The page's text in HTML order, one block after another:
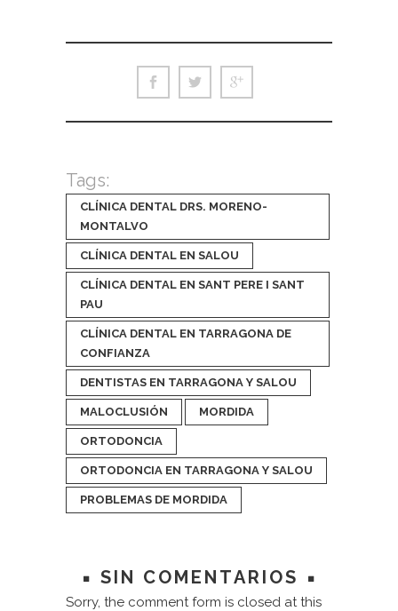
Tags:
CLÍNICA DENTAL DRS. MORENO-
MONTALVO
CLÍNICA DENTAL EN SALOU
CLÍNICA DENTAL EN SANT PERE I SANT
PAU
CLÍNICA DENTAL EN TARRAGONA DE
CONFIANZA
DENTISTAS EN TARRAGONA Y SALOU
MALOCLUSIÓN MORDIDA
ORTODONCIA
ORTODONCIA EN TARRAGONA Y SALOU
PROBLEMAS DE MORDIDA
SIN COMENTARIOS
Sorry, the comment form is closed at this